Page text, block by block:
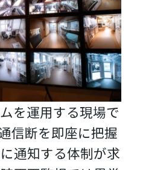
を運用する現場で
信断を即座に把握
通知する体制が求